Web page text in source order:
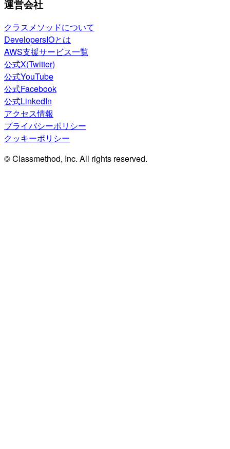
運営会社
クラスメソッドについて
DevelopersIOとは
AWS支援サービス一覧
公式X(Twitter)
公式YouTube
公式Facebook
公式LinkedIn
アクセス情報
プライバシーポリシー
クッキーポリシー
© Classmethod, Inc. All rights reserved.